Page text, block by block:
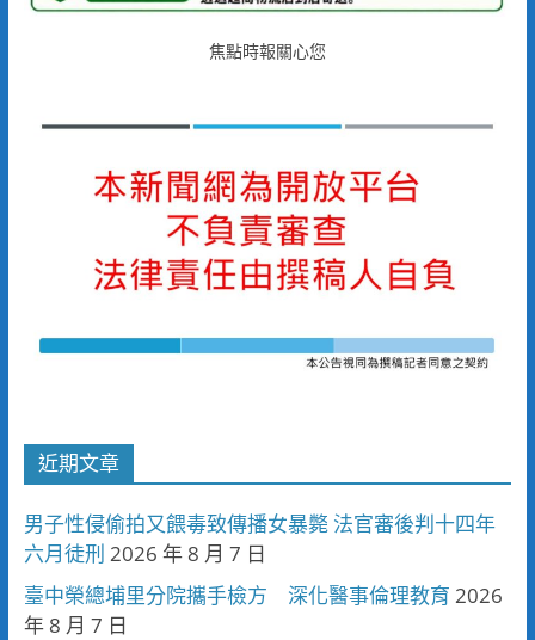
焦點時報關心您
近期文章
男子性侵偷拍又餵毒致傳播女暴斃 法官審後判十四年
六月徒刑 2026 年 8 月 7 日
臺中榮總埔里分院攜手檢方 深化醫事倫理教育 2026
年 8 月 7 日